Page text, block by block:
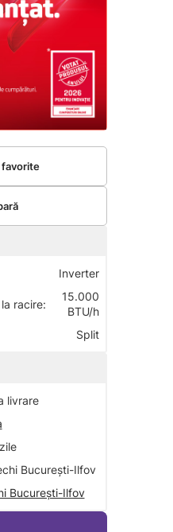
Inverter
racire:
15.000
BTU/h
Split
livrare
București-Ilfov
București-Ilfov
favorite